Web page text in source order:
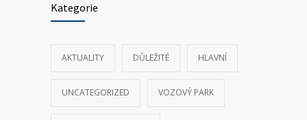
Kategorie
AKTUALITY DŮLEŽITÉ HLAVNÍ
UNCATEGORIZED VOZOVÝ PARK